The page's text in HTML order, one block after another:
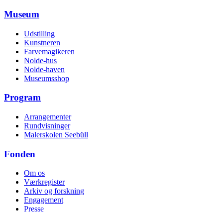
Museum
Udstilling
Kunstneren
Farvemagikeren
Nolde-hus
Nolde-haven
Museumsshop
Program
Arrangementer
Rundvisninger
Malerskolen Seebüll
Fonden
Om os
Værkregister
Arkiv og forskning
Engagement
Presse